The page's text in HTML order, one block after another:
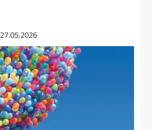
27.05.2026